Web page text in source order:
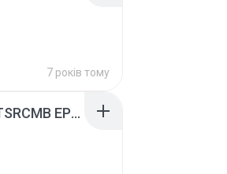
7 років тому
[Witanime.com] RKNGMNNTSRCMB EP 05 HD.mp4